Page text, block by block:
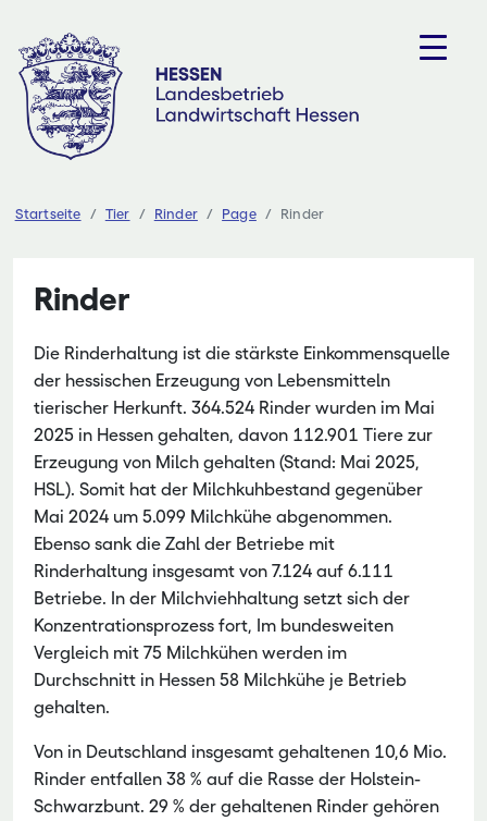
Inhalt
springen
Startseite Tier Rinder Page Rinder
Rinder
Die Rinderhaltung ist die stärkste Einkommensquelle
der hessischen Erzeugung von Lebensmitteln
tierischer Herkunft. 364.524 Rinder wurden im Mai
2025 in Hessen gehalten, davon 112.901 Tiere zur
Erzeugung von Milch gehalten (Stand: Mai 2025,
HSL). Somit hat der Milchkuhbestand gegenüber
Mai 2024 um 5.099 Milchkühe abgenommen.
Ebenso sank die Zahl der Betriebe mit
Rinderhaltung insgesamt von 7.124 auf 6.111
Betriebe. In der Milchviehhaltung setzt sich der
Konzentrationsprozess fort, Im bundesweiten
Vergleich mit 75 Milchkühen werden im
Durchschnitt in Hessen 58 Milchkühe je Betrieb
gehalten.
Von in Deutschland insgesamt gehaltenen 10,6 Mio.
Rinder entfallen 38 % auf die Rasse der Holstein-
Schwarzbunt. 29 % der gehaltenen Rinder gehören